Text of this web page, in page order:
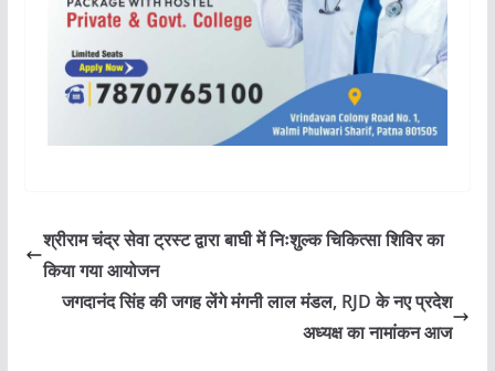
श्रीराम चंद्र सेवा ट्रस्ट द्वारा बाघी में निःशुल्क चिकित्सा शिविर का
किया गया आयोजन
जगदानंद सिंह की जगह लेंगे मंगनी लाल मंडल, RJD के नए प्रदेश
अध्यक्ष का नामांकन आज